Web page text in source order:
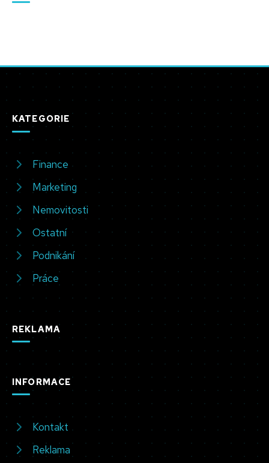
KATEGORIE
Finance
Marketing
Nemovitosti
Ostatní
Podnikání
Práce
REKLAMA
INFORMACE
Kontakt
Reklama